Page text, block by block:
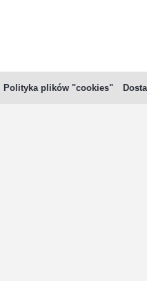
Polityka plików "cookies"